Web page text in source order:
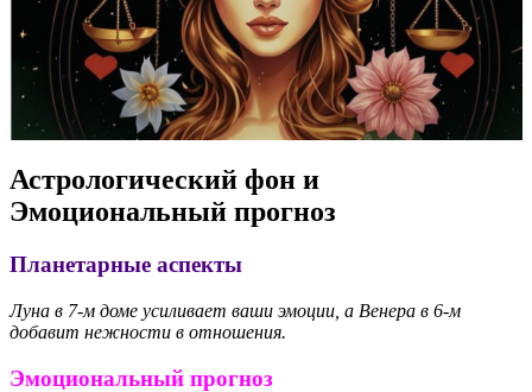
Астрологический фон и
Эмоциональный прогноз
Планетарные аспекты
Луна в 7-м доме усиливает ваши эмоции, а Венера в 6-м
добавит нежности в отношения.
Эмоциональный прогноз